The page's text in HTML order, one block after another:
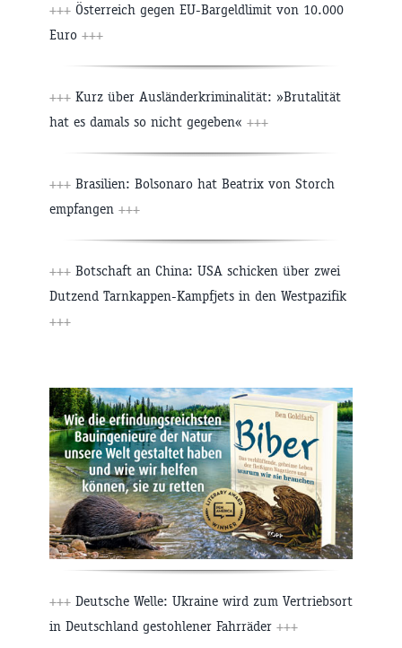
+++ Österreich gegen EU-Bargeldlimit von 10.000
Euro +++
+++ Kurz über Ausländerkriminalität: »Brutalität
hat es damals so nicht gegeben« +++
+++ Brasilien: Bolsonaro hat Beatrix von Storch
empfangen +++
+++ Botschaft an China: USA schicken über zwei
Dutzend Tarnkappen-Kampfjets in den Westpazifik
+++
+++ Deutsche Welle: Ukraine wird zum Vertriebsort
in Deutschland gestohlener Fahrräder +++